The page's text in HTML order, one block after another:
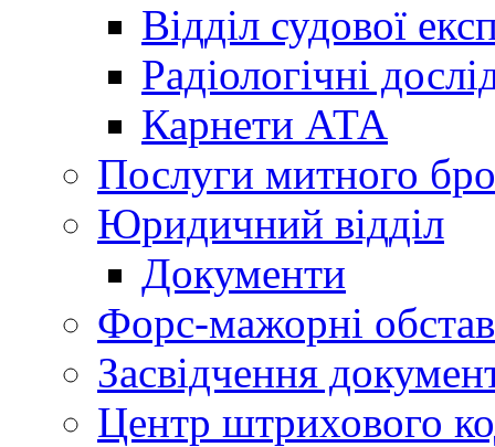
Відділ судової
Радіологічні
Карнети АТА
Послуги митного
Юридичний відділ
Документи
Форс-мажорні
Засвідчення
Центр штрихового